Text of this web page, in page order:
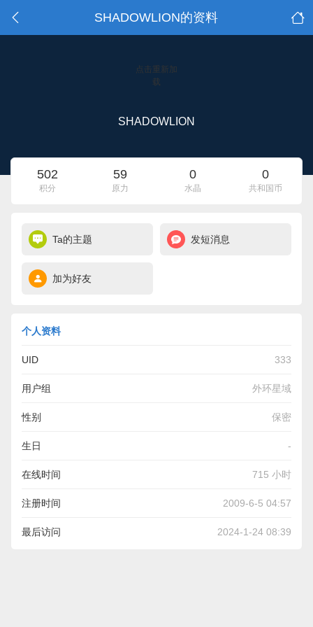
SHADOWLION的资料
点击重新加
载
SHADOWLION
502
积分
59
原力
0
水晶
0
共和国币
Ta的主题 发短消息
加为好友
个人资料
UID 333
用户组 外环星域
性别 保密
生日 -
在线时间 715 小时
注册时间 2009-6-5 04:57
最后访问 2024-1-24 08:39